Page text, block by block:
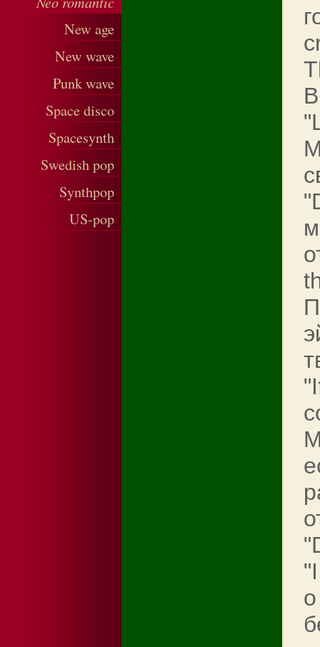
New age
New wave
Punk wave
Space disco
Spacesynth
Swedish pop
Synthpop
US-pop